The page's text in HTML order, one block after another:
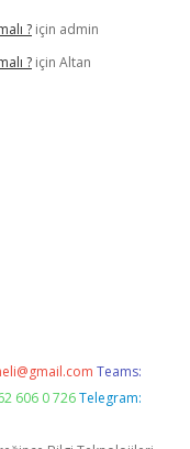
? için admin
? için Altan
Teams:
606 0 726 Telegram: